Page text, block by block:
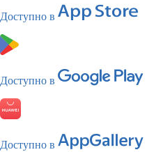
Доступно в
Доступно в
Доступно в